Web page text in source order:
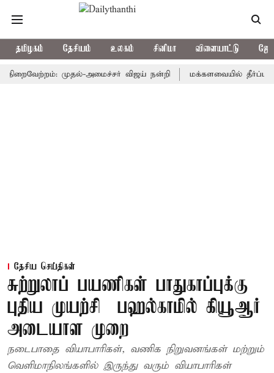
தமிழகம் தேசியம் உலகம் சினிமா விளையாட்டு
முதல்-அமைச்சர் விஜய் நன்றி மக்களவையில் தீர்ப்பாய
தேசிய செய்திகள்
சுற்றுலாப் பயணிகள் பாதுகாப்புக்கு
புதிய முயற்சி – பஹல்காமில் கியூஆர்
அடையாள முறை
நடைபாதை வியாபாரிகள், வணிக நிறுவனங்கள் மற்றும்
வெளிமாநிலங்களில் இருந்து வரும் வியாபாரிகள்